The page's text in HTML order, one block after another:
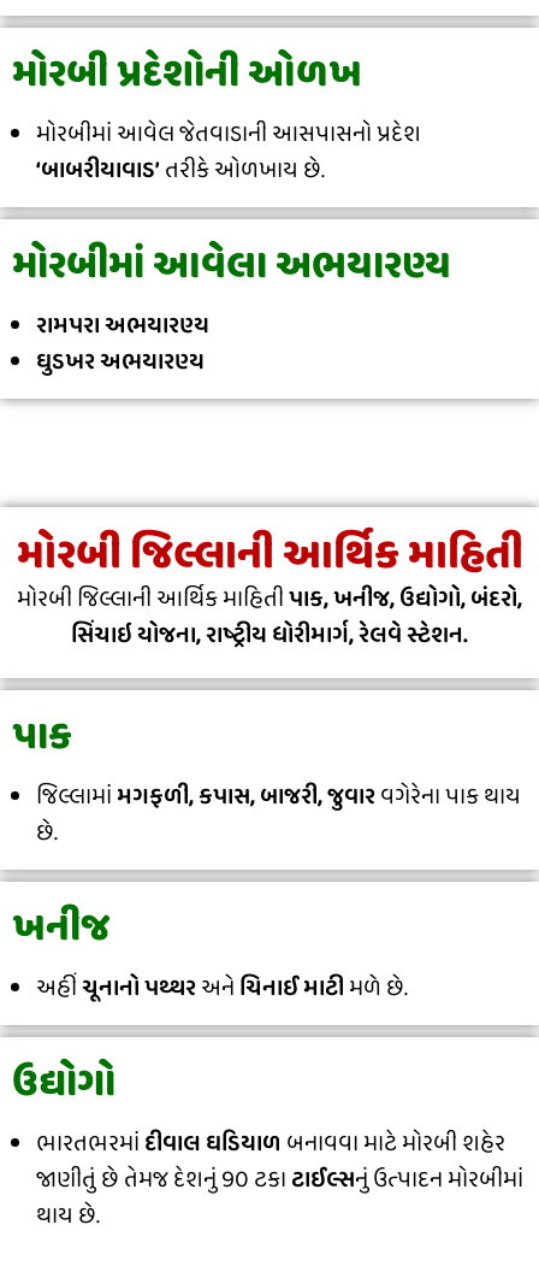
મોરબી પ્રદેશોની ઓળખ
મોરબીમાં આવેલ જેતવાડાની આસપાસનો પ્રદેશ
‘બાબરીયાવાડ’તરીકે ઓળખાય છે.
મોરબીમાં આવેલા અભયારણ્ય
રામપરા અભયારણ્ય
ઘુડખર અભયારણ્ય
મોરબી જિલ્લાની આર્થિક માહિતી
મોરબી જિલ્લાની આર્થિક માહિતીપાક, ખનીજ, ઉદ્યોગો, બંદરો,
સિંચાઇ યોજના, રાષ્ટ્રીય ધોરીમાર્ગ, રેલવે સ્ટેશન.
પાક
જિલ્લામાંમગફળી, કપાસ, બાજરી, જુવારવગેરેના પાક થાય
છે.
ખનીજ
અહીંચૂનાનો પથ્થરઅનેચિનાઈ માટીમળે છે.
ઉદ્યોગો
ભારતભરમાંદીવાલ ઘડિયાળ બનાવવા માટે મોરબી શહેર
જાણીતું છે તેમજ દેશનું 90 ટકાટાઈલ્સનું ઉત્પાદન મોરબીમાં
થાય છે.